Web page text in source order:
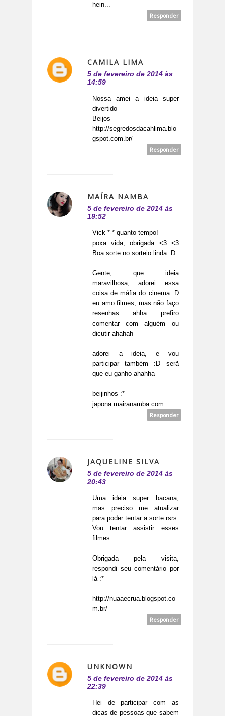
hein...
Responder
CAMILA LIMA
5 de fevereiro de 2014 às
14:59
Nossa amei a ideia super
divertido
Beijos
http://segredosdacahlima.blo
gspot.com.br/
Responder
MAÍRA NAMBA
5 de fevereiro de 2014 às
19:52
Vick *-* quanto tempo!
poxa vida, obrigada <3 <3
Boa sorte no sorteio linda :D
Gente, que ideia
maravilhosa, adorei essa
coisa de máfia do cinema :D
eu amo filmes, mas não faço
resenhas ahha prefiro
comentar com alguém ou
dicutir ahahah
adorei a ideia, e vou
participar também :D serã
que eu ganho ahahha
beijinhos :*
japona.mairanamba.com
Responder
JAQUELINE SILVA
5 de fevereiro de 2014 às
20:43
Uma ideia super bacana,
mas preciso me atualizar
para poder tentar a sorte rsrs
Vou tentar assistir esses
filmes.
Obrigada pela visita,
respondi seu comentário por
lá :*
http://nuaaecrua.blogspot.co
m.br/
Responder
UNKNOWN
5 de fevereiro de 2014 às
22:39
Hei de participar com as
dicas de pessoas que sabem